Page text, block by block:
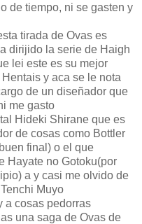
de tiempo, ni se gasten y
tirada de Ovas es
dirijido la serie de Haigh
lei este es su mejor
y aca se le nota
de un diseñador que
me gasto
Hideki Shirane que es
de cosas como Bottler
final) o el que
Hayate no Gotoku(por
a y casi me olvido de
Muyo
a cosas pedorras
una saga de Ovas de